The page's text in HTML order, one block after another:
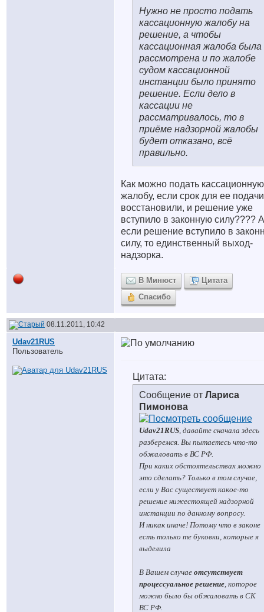
Нужно не просто подать
кассационную жалобу на
решение, а чтобы
кассационная жалоба была
рассмотрена и по жалобе
судом кассационной
инстанции было принято
решение. Если дело в
кассации не
рассматривалось, то в
приёме надзорной жалобы
будет отказано, всё
правильно.
Как можно подать кассационную
жалобу, если срок для ее
восстановили, и решение уже
вступило в законную силу???? А
если решение вступило в
силу, то единственный выход-
надзорка.
В Минюст
Цитата
Спасибо
08.11.2011, 10:42
Udav21RUS
Пользователь
Цитата:
Сообщение от Лариса
Пимонова
Udav21RUS, давайте сначала здесь
разберемся. Вы пытаетесь что-то
обжаловать в ВС РФ.
При каких обстоятельствах можно
это сделать? Только в том случае,
если у Вас существует какое-то
решение нижестоящей надзорной
инстанции по данному вопросу.
И никак иначе! Потому что в законе
есть только те буковки, которые я
выделила
В Вашем случае отсутствует
процессуальное решение, которое
можно было бы обжаловать в СК
ВС РФ.